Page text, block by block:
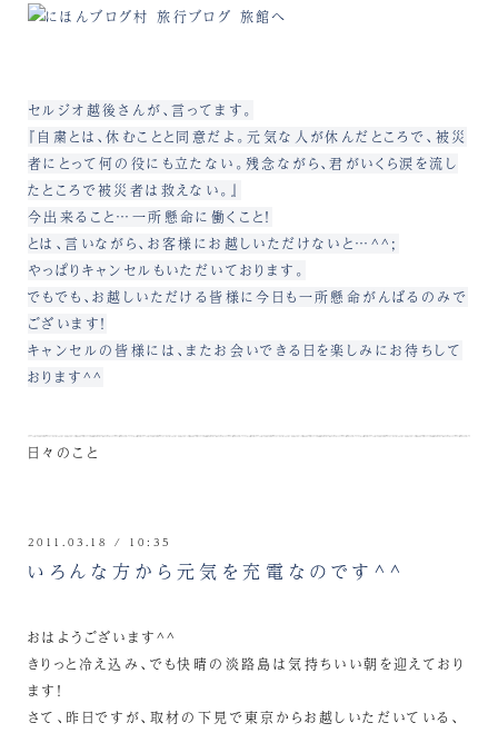
セルジオ越後さんが、言ってます。
『自粛とは、休むことと同意だよ。元気な人が休んだところで、被災
者にとって何の役にも立たない。残念ながら、君がいくら涙を流し
たところで被災者は救えない。』
今出来ること…一所懸命に働くこと！
とは、言いながら、お客様にお越しいただけないと…^^;
やっぱりキャンセルもいただいております。
でもでも、お越しいただける皆様に今日も一所懸命がんばるのみで
ございます！
キャンセルの皆様には、またお会いできる日を楽しみにお待ちして
おります^^
日々のこと
2011.03.18 / 10:35
いろんな方から元気を充電なのです^^
おはようございます^^
きりっと冷え込み、でも快晴の淡路島は気持ちいい朝を迎えており
ます！
さて、昨日ですが、取材の下見で東京からお越しいただいている、